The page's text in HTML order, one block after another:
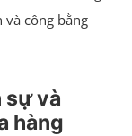
công bằng
sự và
hàng